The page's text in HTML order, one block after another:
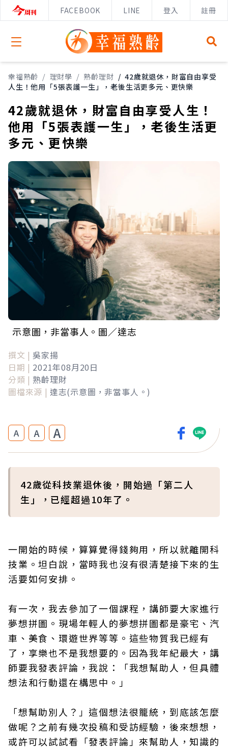
FACEBOOK LINE 登入 註冊
Open menu
幸福熟齡 / 理財學 / 熟齡理財 / 42歲就退休，財富自由享受
人生！他用「5張表護一生」，老後生活更多元、更快樂
42歲就退休，財富自由享受人生！
他用「5張表護一生」，老後生活更
多元、更快樂
示意圖，非當事人。圖／達志
撰文 | 吳家揚
日期 | 2021年08月20日
分類 | 熟齡理財
圖檔來源 | 達志(示意圖，非當事人。)
A A A
42歲從科技業退休後，開始過「第二人
生」，已經超過10年了。
一開始的時候，算算覺得錢夠用，所以就離開科
技業。坦白說，當時我也沒有很清楚接下來的生
活要如何安排。
有一次，我去參加了一個課程，講師要大家進行
夢想拼圖。現場年輕人的夢想拼圖都是豪宅、汽
車、美食、環遊世界等等。這些物質我已經有
了，享樂也不是我想要的。因為我年紀最大，講
師要我發表評論，我說：「我想幫助人，但具體
想法和行動還在構思中。」
「想幫助別人？」這個想法很籠統，到底該怎麼
做呢？之前有幾次投稿和受訪經驗，後來想想，
或許可以試試看「發表評論」來幫助人，知識的